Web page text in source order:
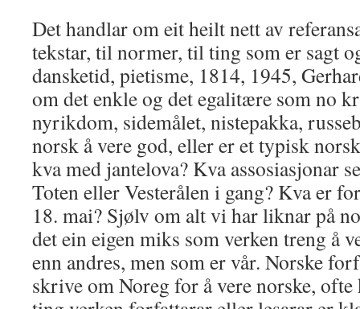
Det handlar om eit heilt nett av
tekstar, til normer, til ting som er sagt
dansketid, pietisme, 1814, 1945,
om det enkle og det egalitære som no
nyrikdom, sidemålet, nistepakka,
norsk å vere god, eller er et typisk
kva med jantelova? Kva assosiasjonar
Toten eller Vesterålen i gang? Kva er
18. mai? Sjølv om alt vi har liknar på
det ein eigen miks som verken treng å
enn andres, men som er vår. Norske
skrive om Noreg for å vere norske,